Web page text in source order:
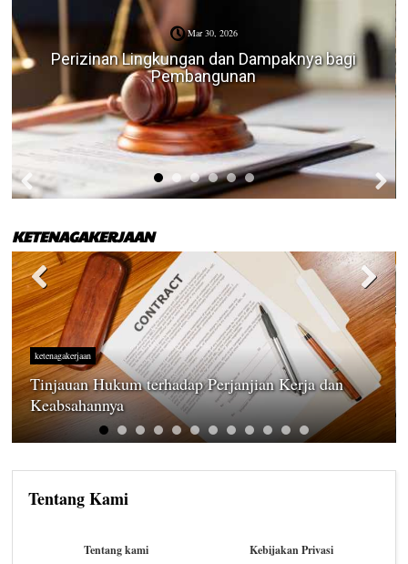
Mar 30, 2026
Perizinan Lingkungan dan Dampaknya bagi
Pembangunan
KETENAGAKERJAAN
ketenagakerjaan
Tinjauan Hukum terhadap Perjanjian Kerja dan
Keabsahannya
Tentang Kami
Tentang kami Kebijakan Privasi